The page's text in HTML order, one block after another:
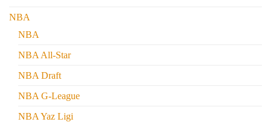
NBA
NBA
NBA All-Star
NBA Draft
NBA G-League
NBA Yaz Ligi